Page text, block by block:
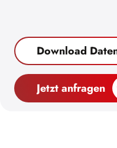
Download
Jetzt anfragen